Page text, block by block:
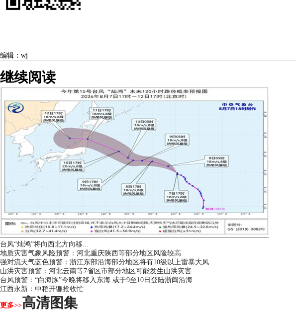
编辑：wj
继续阅读
台风“灿鸿”将向西北方向移...
地质灾害气象风险预警：河北重庆陕西等部分地区风险较高
强对流天气蓝色预警：浙江东部沿海部分地区将有10级以上雷暴大风
山洪灾害预警：河北云南等7省区市部分地区可能发生山洪灾害
台风预警：“白海豚”今晚将移入东海 或于9至10日登陆浙闽沿海
江西永新：中稻开镰抢收忙
更多>>高清图集